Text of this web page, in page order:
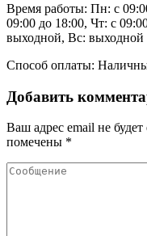
Время работы: Пн: с
09:00 до 18:00, Чт: с
выходной, Вс: выходной
Способ оплаты:
Добавить
Ваш адрес email не
помечены *